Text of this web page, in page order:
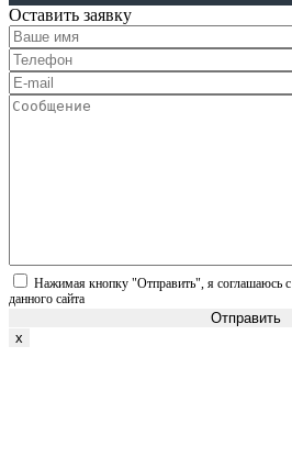
Оставить заявку
Нажимая кнопку "Отправить", я соглашаюсь с
данного сайта
Отправить
x